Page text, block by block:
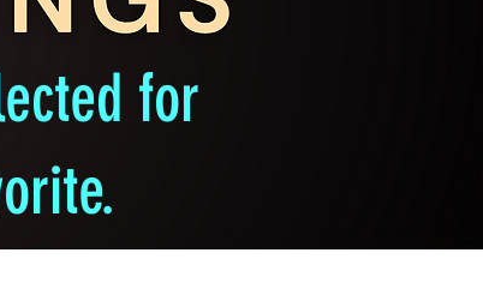
for